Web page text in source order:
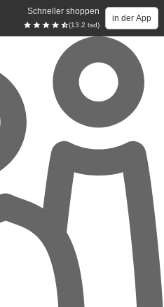
Schneller shoppen
(13.2 tsd)
in der App